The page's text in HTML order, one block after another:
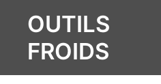
OUTILS
FROIDS